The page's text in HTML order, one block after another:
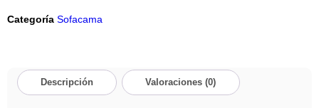
Categoría Sofacama
Descripción Valoraciones (0)